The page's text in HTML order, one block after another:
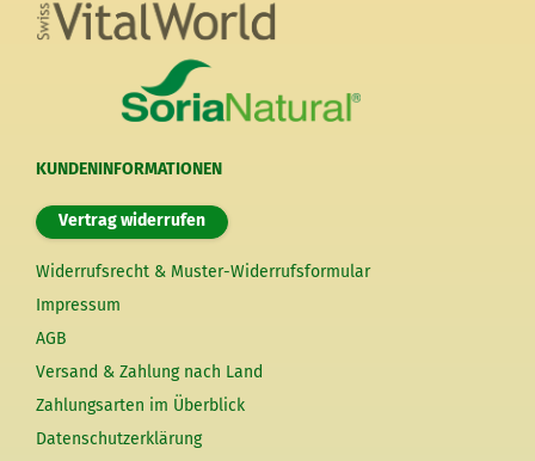
KUNDENINFORMATIONEN
Vertrag widerrufen
Widerrufsrecht & Muster-Widerrufsformular
Impressum
AGB
Versand & Zahlung nach Land
Zahlungsarten im Überblick
Datenschutzerklärung